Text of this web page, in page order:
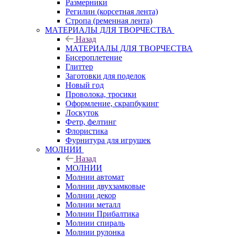
Размерники
Регилин (корсетная лента)
Стропа (ременная лента)
МАТЕРИАЛЫ ДЛЯ ТВОРЧЕСТВА
Назад
МАТЕРИАЛЫ ДЛЯ ТВОРЧЕСТВА
Бисероплетение
Глиттер
Заготовки для поделок
Новый год
Проволока, тросики
Оформление, скрапбукинг
Лоскуток
Фетр, фелтинг
Флористика
Фурнитура для игрушек
МОЛНИИ
Назад
МОЛНИИ
Молнии автомат
Молнии двухзамковые
Молнии декор
Молнии металл
Молнии Прибалтика
Молнии спираль
Молнии рулонка